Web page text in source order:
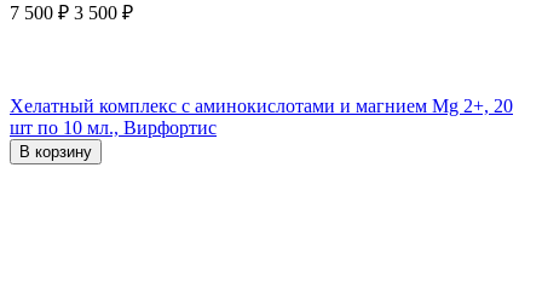
7 500 ₽ 3 500 ₽
Хелатный комплекс с аминокислотами и магнием Mg 2+, 20
шт по 10 мл., Вирфортис
В корзину